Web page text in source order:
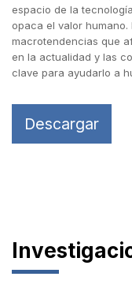
espacio de la
opaca el valor
macrotendencias que
en la actualidad y las
clave para ayudarlo a
Descargar